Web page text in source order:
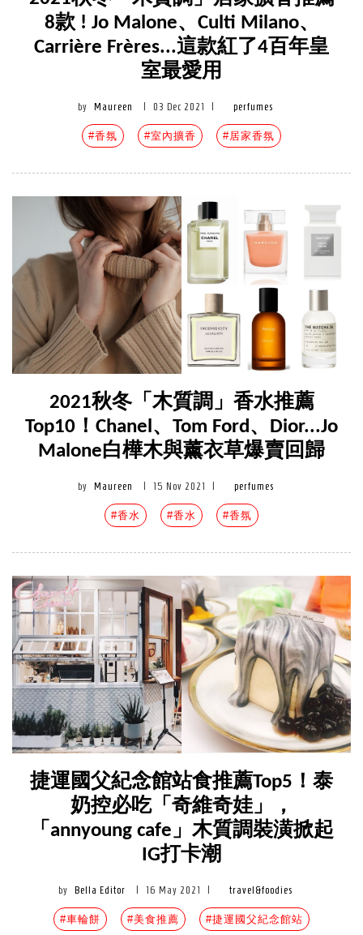
8款 ! Jo Malone、Culti Milano、
Carrière Frères...這款紅了4百年皇
室最愛用
by Maureen 03 Dec 2021 perfumes
#香氛 #室內擴香 #居家香氛
2021秋冬「木質調」香水推薦
Top10！Chanel、Tom Ford、Dior...Jo
Malone白樺木與薰衣草爆賣回歸
by Maureen 15 Nov 2021 perfumes
#香水 #香水 #香氛
捷運國父紀念館站食推薦Top5！泰
奶控必吃「奇維奇娃」，
「annyoung cafe」木質調裝潢掀起
IG打卡潮
by Bella Editor 16 May 2021 travel&foodies
#車輪餅 #美食推薦 #捷運國父紀念館站